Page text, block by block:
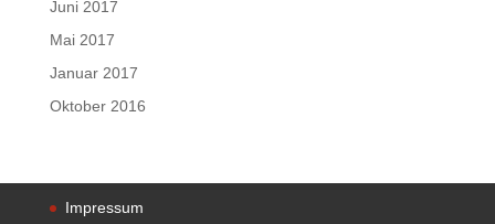
Juni 2017
Mai 2017
Januar 2017
Oktober 2016
Impressum